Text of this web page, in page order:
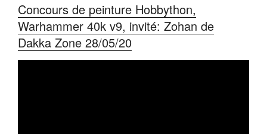
Concours de peinture Hobbython,
Warhammer 40k v9, invité: Zohan de
Dakka Zone 28/05/20